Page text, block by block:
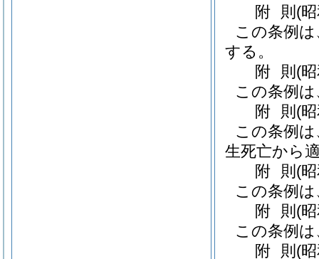
附 則 (
この条例
する。
附 則 (
この条例
附 則 (
この条例
生死亡から
附 則 (
この条例
附 則 (
この条例
附 則 (